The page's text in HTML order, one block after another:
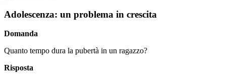
Adolescenza: un problema in crescita
Domanda
Quanto tempo dura la pubertà in un ragazzo?
Risposta